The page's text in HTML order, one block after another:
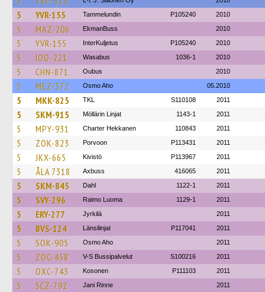
5 YVR-155 Tammelundin P105240 2010
5 MAZ-206 EkmanBuss 2010
5 YVR-155 InterKuljetus P105240 2010
5 IOO-221 Wasabus 1036-1 2010
5 CHN-871 Oubus 2010
5 MEZ-372 Osmo Aho 05.2010
5 MKK-825 TKL S110108 2011
5 SKM-915 Möllärin Linjat 1143-1 2011
5 MPY-931 Charter Hekkanen 110843 2011
5 ZOK-823 Porvoon P113431 2011
5 JKX-665 Kivistö P113967 2011
5 ÅLA 7318 Axbuss 416065 2011
5 SKM-845 Dahl 1122-1 2011
5 SVY-296 Raimo Luoma 1129-1 2011
5 ERY-277 Jyrkilä 2011
5 BVS-124 Länsilinjat P117041 2011
5 SOK-905 Osmo Aho 2011
5 ZOC-458 V-S Bussipalvelut S100216 2011
5 OXC-743 Kosonen P111103 2011
5 SCZ-792 Jani Rinne 2011